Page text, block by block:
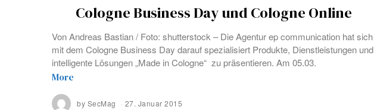
Cologne Business Day und Cologne Online
Von Andreas Bastian / Foto: shutterstock – Die Agentur ep communication hat sich
mit dem Cologne Business Day darauf spezialisiert Produkte, Dienstleistungen und
intelligente Lösungen „Made in Cologne“ zu präsentieren. Am 05.03.
More
by SecMag 27. Januar 2015